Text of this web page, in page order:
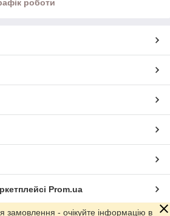
роботи
Prom.ua
замовлення - очікуйте інформацію в